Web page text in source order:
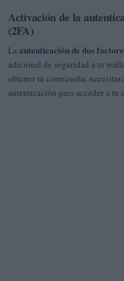
Activación de la
(2FA)
La autenticación de dos
adicional de seguridad a tu
obtener tu contraseña,
autenticación para acceder a tu